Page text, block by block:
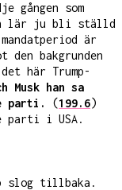
som
lär ju bli ställd
är
den bakgrunden
här Trump-
Musk han sa
parti.
(199.6)
parti i USA.
slog tillbaka.